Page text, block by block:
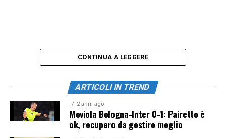
CONTINUA A LEGGERE
ARTICOLI IN TREND
2 anni ago
Moviola Bologna-Inter 0-1: Pairetto è
ok, recupero da gestire meglio